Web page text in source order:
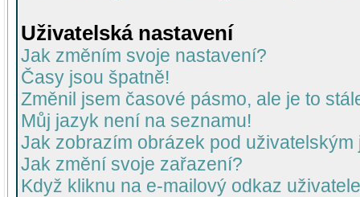
Uživatelská nastavení
Jak změním svoje nastavení?
Časy jsou špatně!
Změnil jsem časové pásmo, ale je to
Můj jazyk není na seznamu!
Jak zobrazím obrázek pod uživatelským
Jak změní svoje zařazení?
Když kliknu na e-mailový odkaz